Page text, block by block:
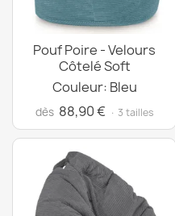
Pouf Poire - Velours
Côtelé Soft
Couleur: Bleu
dès 88,90 € · 3 tailles